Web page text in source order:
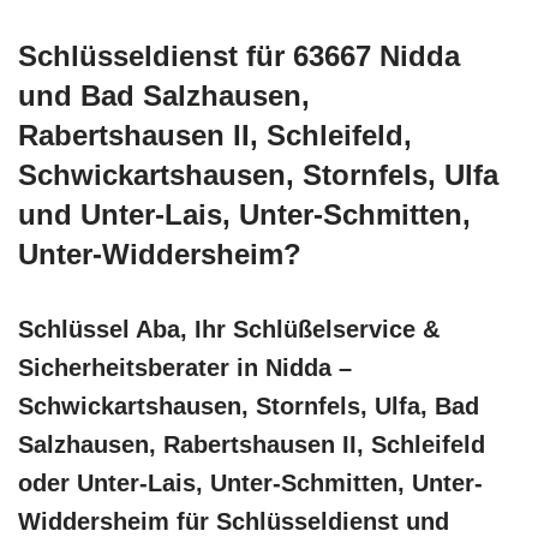
Schlüsseldienst für 63667 Nidda
und Bad Salzhausen,
Rabertshausen II, Schleifeld,
Schwickartshausen, Stornfels, Ulfa
und Unter-Lais, Unter-Schmitten,
Unter-Widdersheim?
Schlüssel Aba, Ihr Schlüßelservice &
Sicherheitsberater in Nidda –
Schwickartshausen, Stornfels, Ulfa, Bad
Salzhausen, Rabertshausen II, Schleifeld
oder Unter-Lais, Unter-Schmitten, Unter-
Widdersheim für Schlüsseldienst und